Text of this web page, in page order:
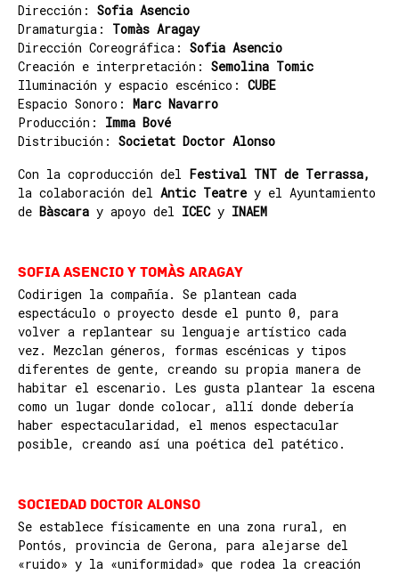
Dirección: Sofia Asencio
Dramaturgia: Tomàs Aragay
Dirección Coreográfica: Sofia Asencio
Creación e interpretación: Semolina Tomic
Iluminación y espacio escénico: CUBE
Espacio Sonoro: Marc Navarro
Producción: Imma Bové
Distribución: Societat Doctor Alonso
Con la coproducción del Festival TNT de Terrassa,
la colaboración del Antic Teatre y el Ayuntamiento
de Bàscara y apoyo del ICECy INAEM
Sofia Asencio y Tomàs Aragay
Codirigen la compañía. Se plantean cada
espectáculo o proyecto desde el punto 0, para
volver a replantear su lenguaje artístico cada
vez. Mezclan géneros, formas escénicas y tipos
diferentes de gente, creando su propia manera de
habitar el escenario. Les gusta plantear la escena
como un lugar donde colocar, allí donde debería
haber espectacularidad, el menos espectacular
posible, creando así una poética del patético.
Sociedad Doctor Alonso
Se establece físicamente en una zona rural, en
Pontós, provincia de Gerona, para alejarse del
«ruido» y la «uniformidad» que rodea la creación